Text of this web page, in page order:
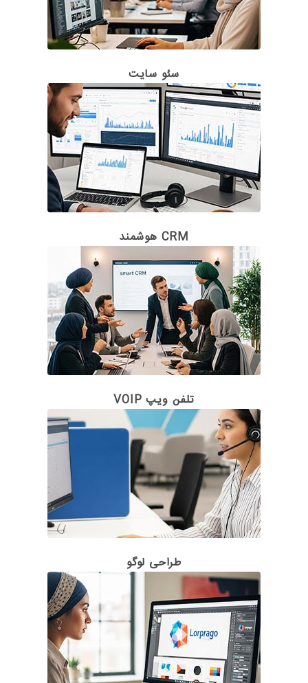
سئو سایت
CRM هوشمند
تلفن ویپ VOIP
طراحی لوگو